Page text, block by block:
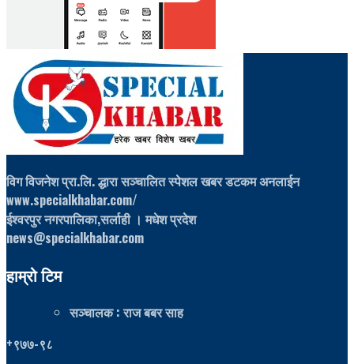
विग विजनेश प्रा.लि. द्धारा सञ्चालित स्पेशल खबर डटकम अनलाईन
www.specialkhabar.com/
ईश्‍वरपुर नगरपालिका,सर्लाही । मधेश प्रदेश
news@specialkhabar.com
हाम्रो टिम
सञ्चालक: राज बबर साह
+९७७-९८